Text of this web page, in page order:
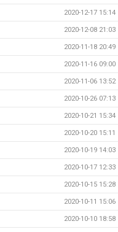
2020-12-17 15:14
2020-12-08 21:03
2020-11-18 20:49
2020-11-16 09:00
2020-11-06 13:52
2020-10-26 07:13
2020-10-21 15:34
2020-10-20 15:11
2020-10-19 14:03
2020-10-17 12:33
2020-10-15 15:28
2020-10-11 15:06
2020-10-10 18:58